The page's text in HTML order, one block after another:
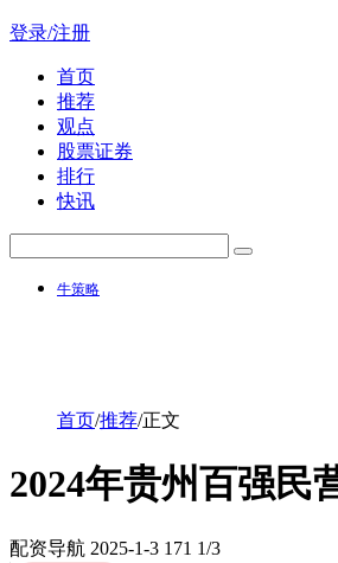
登录/注册
首页
推荐
观点
股票证券
排行
快讯
牛策略
首页/推荐/正文
2024年贵州百强民
配资导航 2025-1-3 171 1/3